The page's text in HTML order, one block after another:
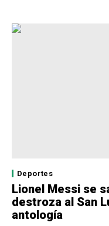
Deportes
Lionel Messi se
destroza al San
antología